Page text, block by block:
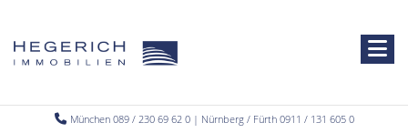
München 089 / 230 69 62 0 | Nürnberg / Fürth 0911 / 131 605 0